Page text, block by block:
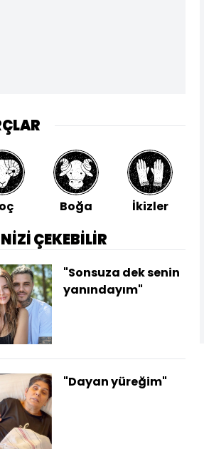
Boğa İkizler
ÇEKEBİLİR
"Sonsuza dek senin
yanındayım"
"Dayan yüreğim"